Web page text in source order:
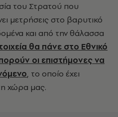
του Στρατού που
μετρήσεις στο βαρυτικό
και από την θάλασσα
θα πάνε στο Εθνικό
οι επιστήμονες να
, το οποίο έχει
χώρα μας.